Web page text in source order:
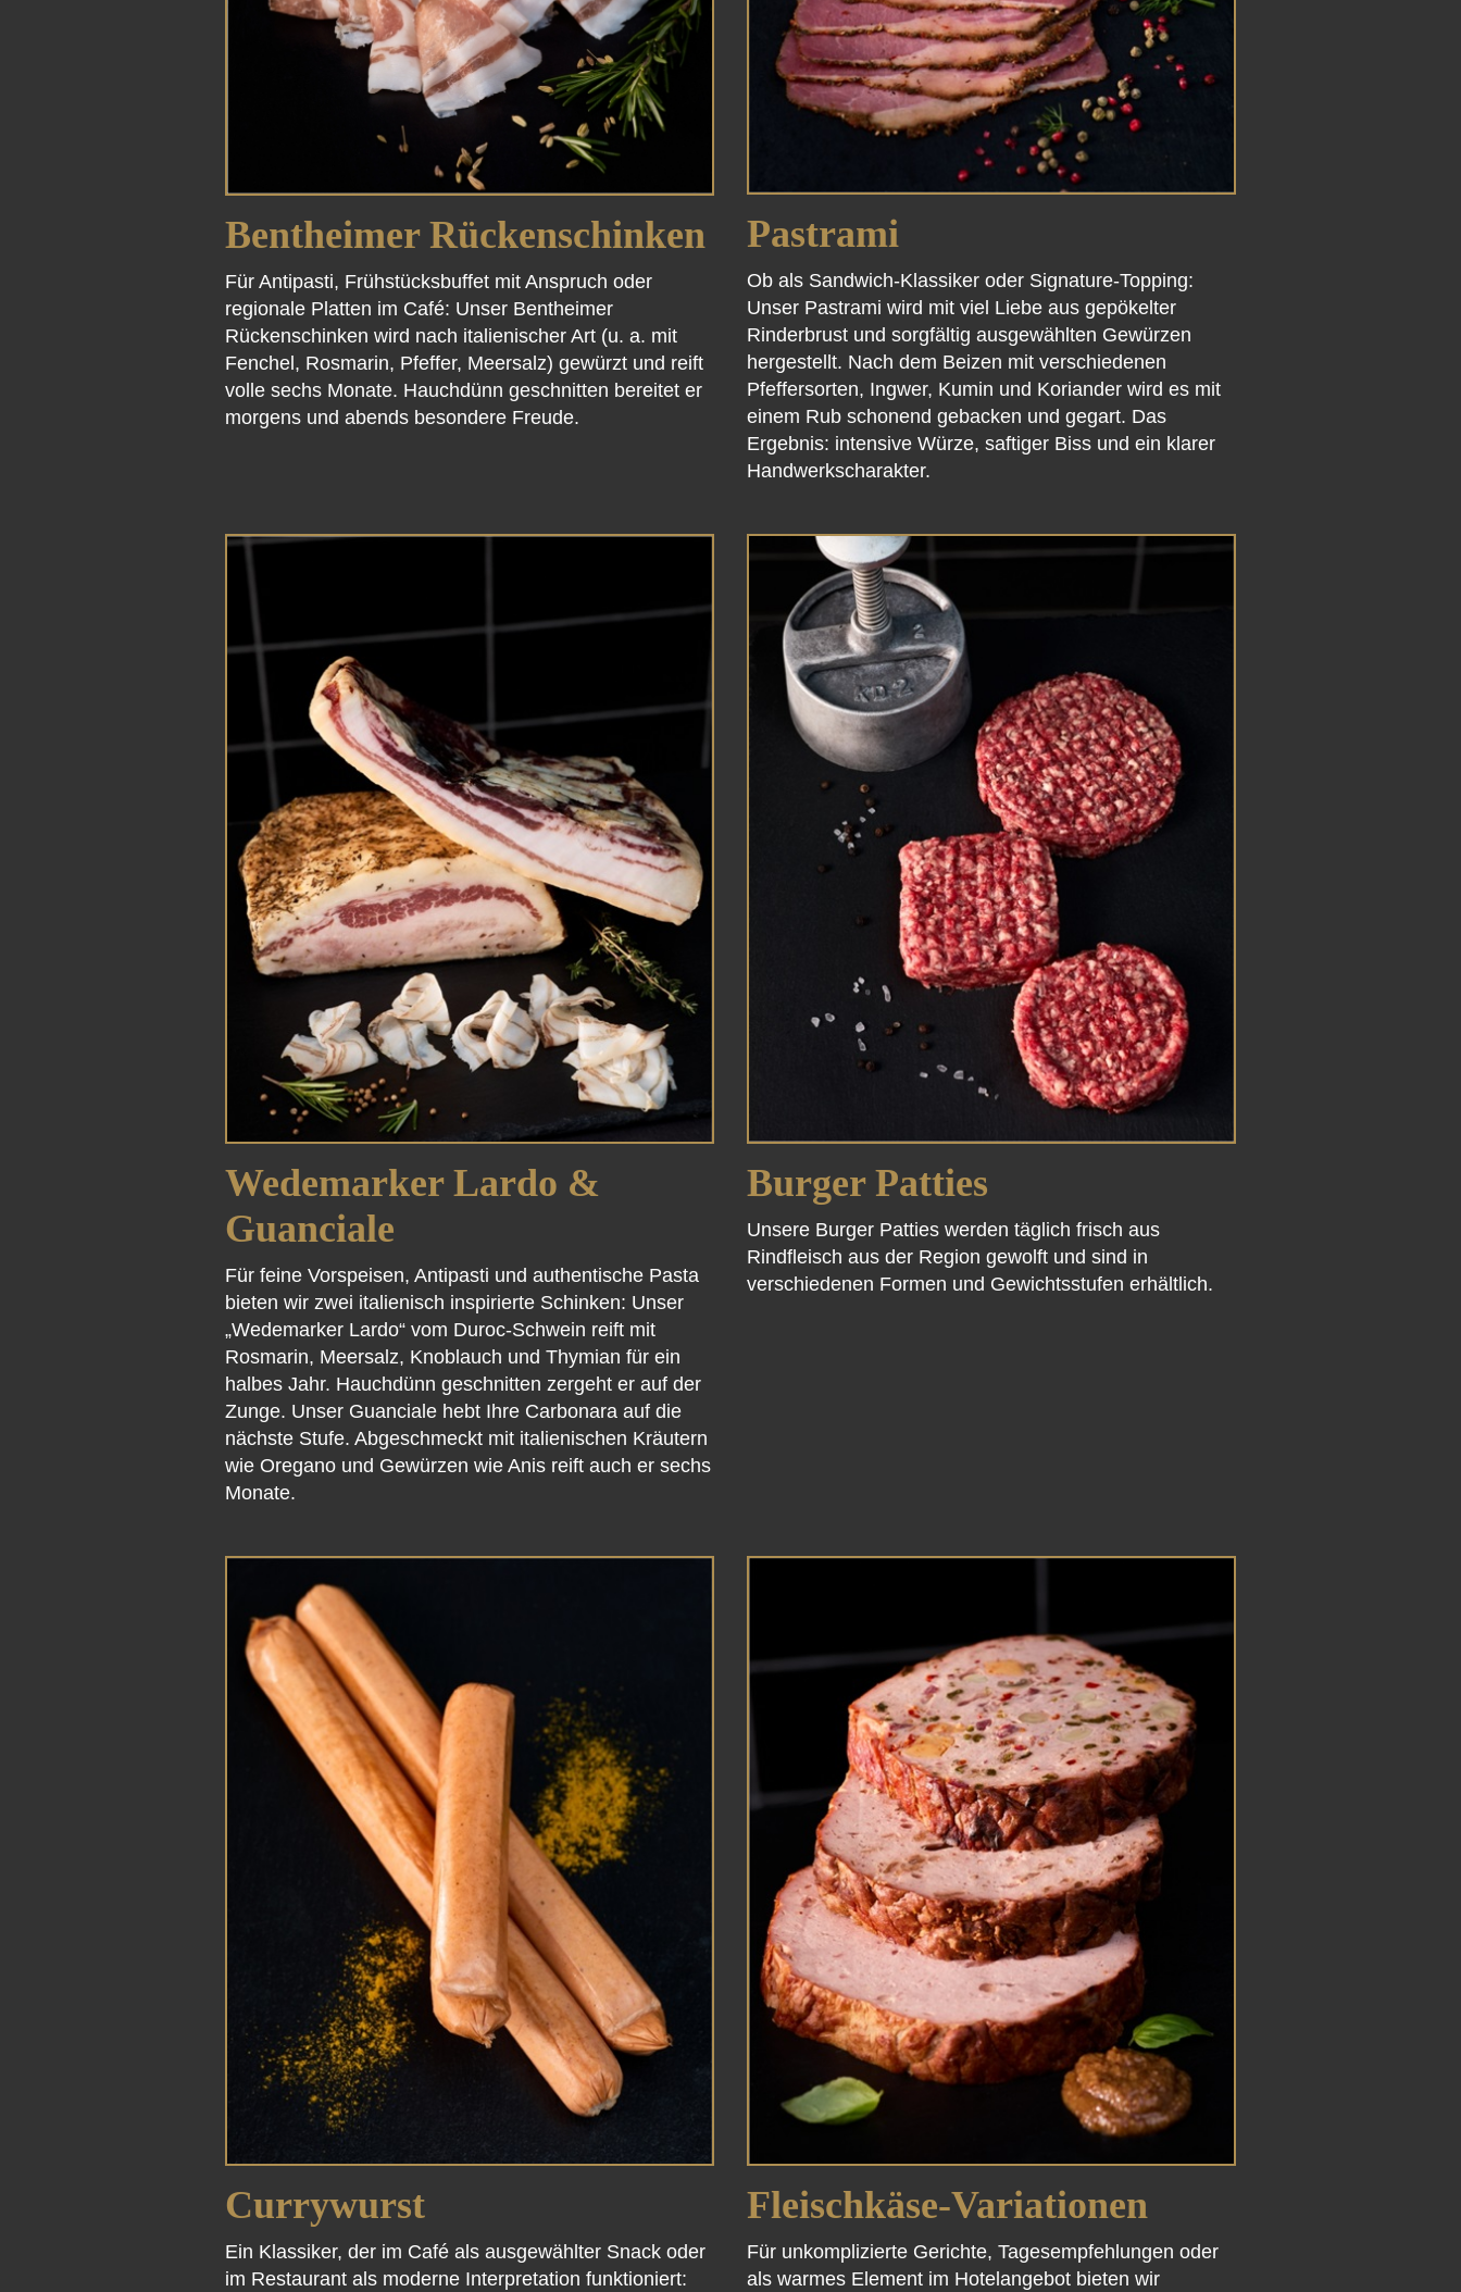
Bentheimer Rückenschinken
Für Antipasti, Frühstücksbuffet mit Anspruch oder
regionale Platten im Café: Unser Bentheimer
Rückenschinken wird nach italienischer Art (u. a. mit
Fenchel, Rosmarin, Pfeffer, Meersalz) gewürzt und reift
volle sechs Monate. Hauchdünn geschnitten bereitet er
morgens und abends besondere Freude.
Pastrami
Ob als Sandwich-Klassiker oder Signature-Topping:
Unser Pastrami wird mit viel Liebe aus gepökelter
Rinderbrust und sorgfältig ausgewählten Gewürzen
hergestellt. Nach dem Beizen mit verschiedenen
Pfeffersorten, Ingwer, Kumin und Koriander wird es mit
einem Rub schonend gebacken und gegart. Das
Ergebnis: intensive Würze, saftiger Biss und ein klarer
Handwerkscharakter.
Wedemarker Lardo &
Guanciale
Für feine Vorspeisen, Antipasti und authentische Pasta
bieten wir zwei italienisch inspirierte Schinken: Unser
„Wedemarker Lardo“ vom Duroc-Schwein reift mit
Rosmarin, Meersalz, Knoblauch und Thymian für ein
halbes Jahr. Hauchdünn geschnitten zergeht er auf der
Zunge. Unser Guanciale hebt Ihre Carbonara auf die
nächste Stufe. Abgeschmeckt mit italienischen Kräutern
wie Oregano und Gewürzen wie Anis reift auch er sechs
Monate.
Burger Patties
Unsere Burger Patties werden täglich frisch aus
Rindfleisch aus der Region gewolft und sind in
verschiedenen Formen und Gewichtsstufen erhältlich.
Currywurst
Ein Klassiker, der im Café als ausgewählter Snack oder
im Restaurant als moderne Interpretation funktioniert:
Fleischkäse-Variationen
Für unkomplizierte Gerichte, Tagesempfehlungen oder
als warmes Element im Hotelangebot bieten wir